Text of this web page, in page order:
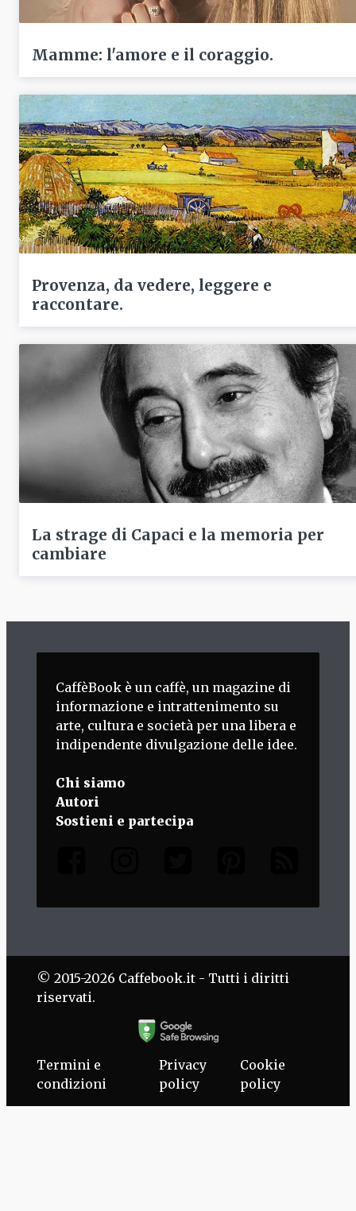
Mamme: l'amore e il coraggio.
Provenza, da vedere, leggere e
raccontare.
La strage di Capaci e la memoria per
cambiare
CaffèBook è un caffè, un magazine di
informazione e intrattenimento su
arte, cultura e società per una libera e
indipendente divulgazione delle idee.
Chi siamo
Autori
Sostieni e partecipa
© 2015-2026 Caffebook.it - Tutti i diritti
riservati.
Termini e
condizioni
Privacy
policy
Cookie
policy